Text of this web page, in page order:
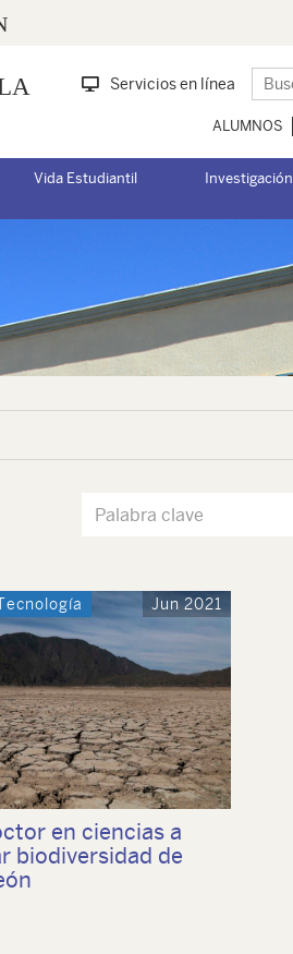
Servicios en línea
ALUMNOS
Vida Estudiantil Investigación
Jun 2021
en ciencias a
biodiversidad de